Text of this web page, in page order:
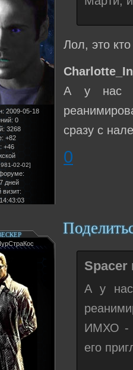
: 2009-05-18
0
3268
+82
+46
02-02]
дней
визит:
Лол, это
А у нас
сразу с
0
Spacer
А у
ИМХО -
его